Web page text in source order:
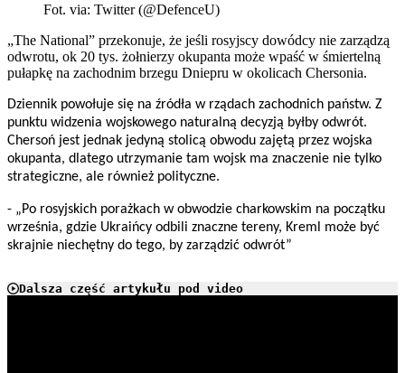
Fot. via: Twitter (@DefenceU)
„The National” przekonuje, że jeśli rosyjscy dowódcy nie zarządzą
odwrotu, ok 20 tys. żołnierzy okupanta może wpaść w śmiertelną
pułapkę na zachodnim brzegu Dniepru w okolicach Chersonia.
Dziennik powołuje się na źródła w rządach zachodnich państw. Z
punktu widzenia wojskowego naturalną decyzją byłby odwrót.
Chersoń jest jednak jedyną stolicą obwodu zajętą przez wojska
okupanta, dlatego utrzymanie tam wojsk ma znaczenie nie tylko
strategiczne, ale również polityczne.
- „Po rosyjskich porażkach w obwodzie charkowskim na początku
września, gdzie Ukraińcy odbili znaczne tereny, Kreml może być
skrajnie niechętny do tego, by zarządzić odwrót”
Dalsza część artykułu pod video